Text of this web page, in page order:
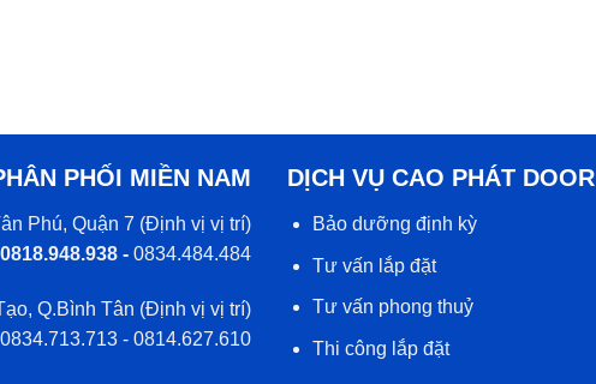
PHỐI MIỀN NAM
Phú, Quận 7 (Định vị vị trí)
- 0834.484.484
Q.Bình Tân (Định vị vị trí)
- 0814.627.610
DỊCH VỤ CAO PHÁT DOOR
Bảo dưỡng định kỳ
Tư vấn lắp đặt
Tư vấn phong thuỷ
Thi công lắp đặt